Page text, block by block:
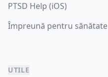
PTSD Help (iOS)
Împreună pentru sănătate
UTILE